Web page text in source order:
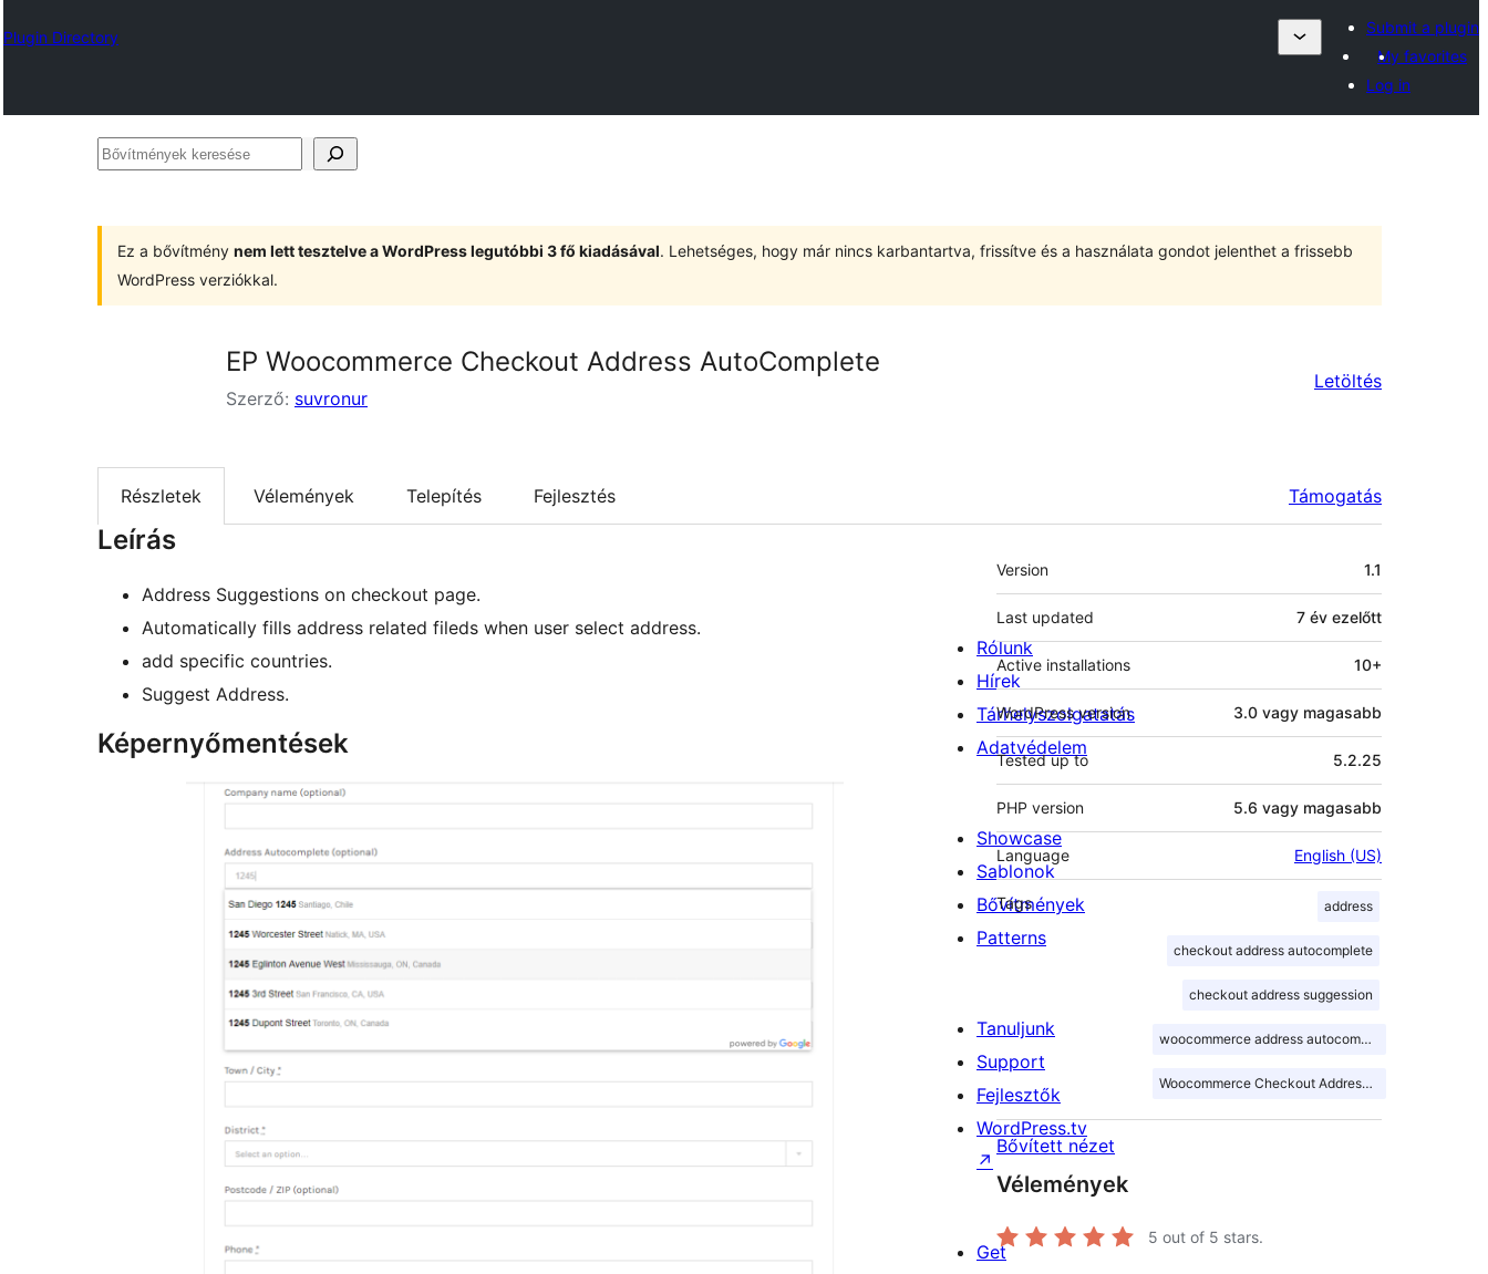
Plugin Directory
Submit a plugin
My favorites
Log in
Bővítmények
Ez a bővítmény nem lett tesztelve a WordPress legutóbbi 3 fő kiadásával. Lehetséges, hogy már nincs karbantartva, frissítve és a használata gondot jelenthet a frissebb
WordPress verziókkal.
EP Woocommerce Checkout Address AutoComplete
Szerző: suvronur
Letöltés
Részletek Vélemények Telepítés Fejlesztés Támogatás
Leírás
Address Suggestions on checkout page.
Automatically fills address related fileds when user select address.
add specific countries.
Suggest Address.
Képernyőmentések
Meta
Version 1.1
Last updated 7 év ezelőtt
Active installations 10+
WordPress version 3.0 vagy magasabb
Tested up to 5.2.25
PHP version 5.6 vagy magasabb
Language English (US)
Tags address
checkout address autocomplete
checkout address suggession
woocommerce address autocomplete
Woocommerce Checkout Address Autocomplete
Bővített nézet
Vélemények
5 out of 5 stars.
Rólunk
Hírek
Tárhelyszolgatatás
Adatvédelem
Showcase
Sablonok
Bővítmények
Patterns
Tanuljunk
Support
Fejlesztők
WordPress.tv
↗
Get